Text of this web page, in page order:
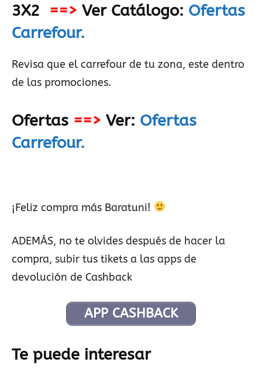
3X2 ==> Ver Catálogo: Ofertas
Carrefour.
Revisa que el carrefour de tu zona, este dentro
de las promociones.
Ofertas ==> Ver: Ofertas
Carrefour.
¡Feliz compra más Baratuni!
ADEMÁS, no te olvides después de hacer la
compra, subir tus tikets a las apps de
devolución de Cashback
APP CASHBACK
Te puede interesar